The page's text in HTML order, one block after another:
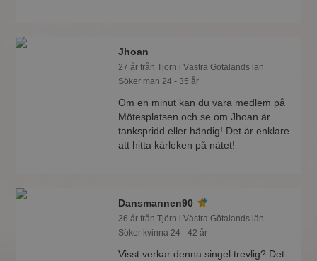
Jhoan
27 år från Tjörn i Västra Götalands län
Söker man 24 - 35 år
Om en minut kan du vara medlem på
Mötesplatsen och se om Jhoan är
tankspridd eller händig! Det är enklare
att hitta kärleken på nätet!
Dansmannen90
36 år från Tjörn i Västra Götalands län
Söker kvinna 24 - 42 år
Visst verkar denna singel trevlig? Det